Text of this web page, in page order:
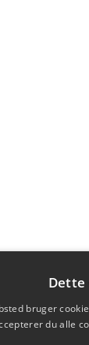
bruger
du alle